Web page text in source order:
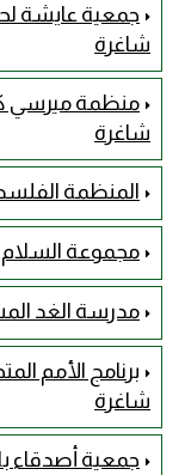
جمعية عايشة
شاغرة
شاغرة
المنظمة
مجموعة السلام
مدرسة الغد
شاغرة
جمعية أصدقاء